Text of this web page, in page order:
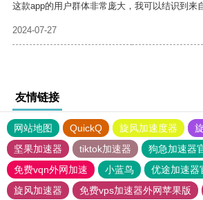
这款app的用户群体非常庞大，我可以结识到来
2024-07-27
友情链接
网站地图 QuickQ 旋风加速度器
坚果加速器
tiktok加速器
狗急加速器
免费vqn外网加速
小蓝鸟 优途加速器
旋风加速器
免费vps加速器外网苹果版